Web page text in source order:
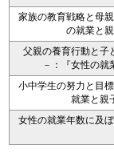
家族の教育戦略と母
の就業と
父親の養育行動と子
－：『女性の就
小中学生の努力と目
就業と親
女性の就業年数に及